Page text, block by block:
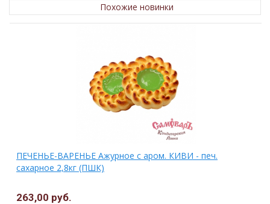
Похожие новинки
ПЕЧЕНЬЕ-ВАРЕНЬЕ Ажурное с аром. КИВИ - печ.
сахарное 2,8кг (ПШК)
263,00 руб.